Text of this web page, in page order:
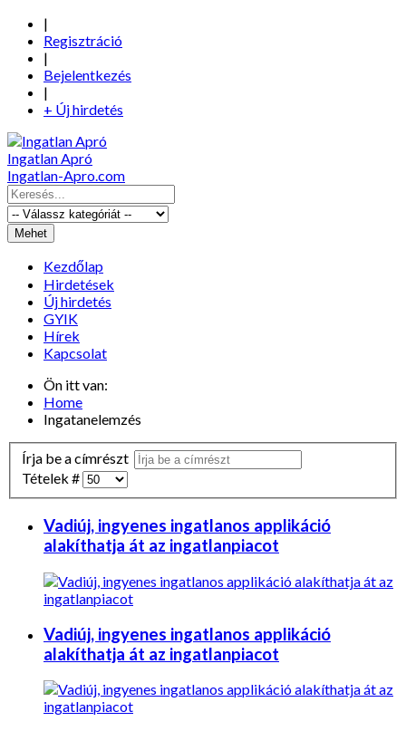
|
Regisztráció
|
Bejelentkezés
|
+ Új hirdetés
Ingatlan Apró
Ingatlan-Apro.com
Kezdőlap
Hirdetések
Új hirdetés
GYIK
Hírek
Kapcsolat
Ön itt van:
Home
Ingatanelemzés
Írja be a címrészt
Tételek #
Vadiúj, ingyenes ingatlanos applikáció
alakíthatja át az ingatlanpiacot
Vadiúj, ingyenes ingatlanos applikáció
alakíthatja át az ingatlanpiacot